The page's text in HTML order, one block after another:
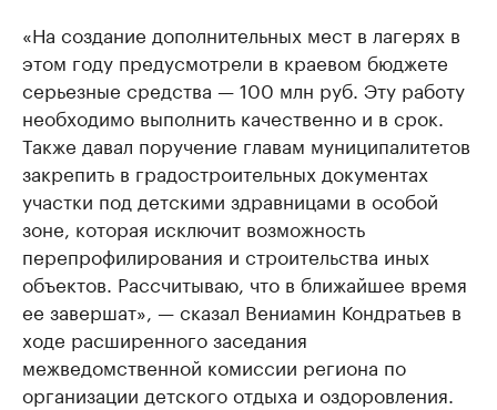
«На создание дополнительных мест в лагерях в
этом году предусмотрели в краевом бюджете
серьезные средства — 100 млн руб. Эту работу
необходимо выполнить качественно и в срок.
Также давал поручение главам муниципалитетов
закрепить в градостроительных документах
участки под детскими здравницами в особой
зоне, которая исключит возможность
перепрофилирования и строительства иных
объектов. Рассчитываю, что в ближайшее время
ее завершат», — сказал Вениамин Кондратьев в
ходе расширенного заседания
межведомственной комиссии региона по
организации детского отдыха и оздоровления.